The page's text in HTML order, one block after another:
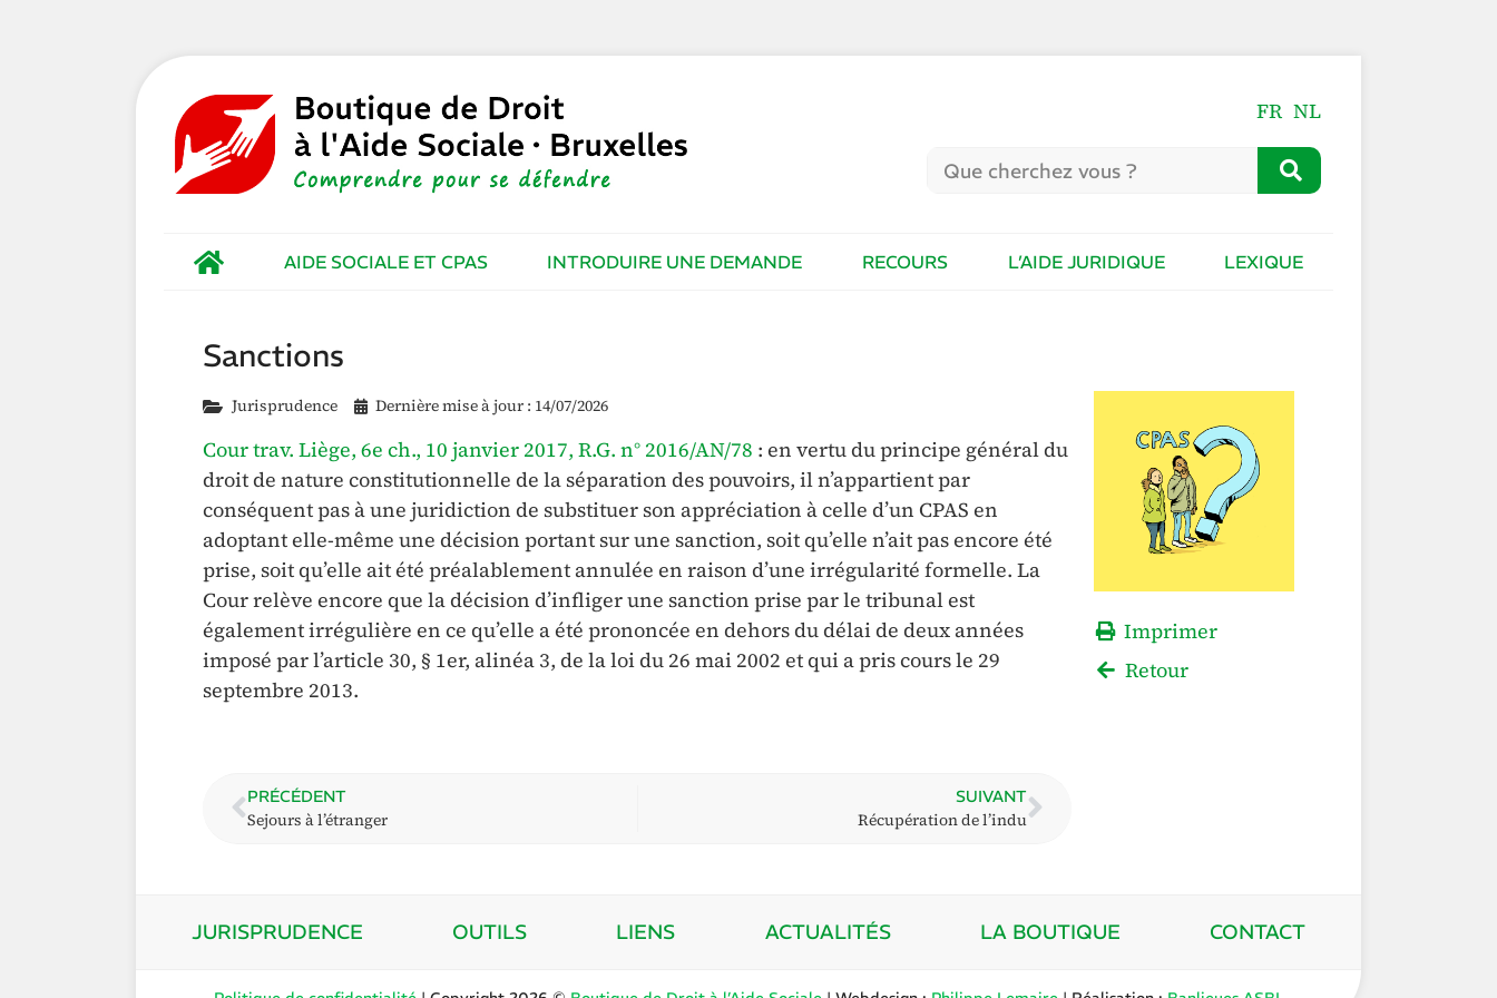
FR NL
AIDE SOCIALE ET CPAS INTRODUIRE UNE DEMANDE RECOURS L’AIDE JURIDIQUE LEXIQUE
Sanctions
Jurisprudence Dernière mise à jour : 14/07/2026
Cour trav. Liège, 6e ch., 10 janvier 2017, R.G. n° 2016/AN/78 : en vertu du principe général du
droit de nature constitutionnelle de la séparation des pouvoirs, il n’appartient par
conséquent pas à une juridiction de substituer son appréciation à celle d’un CPAS en
adoptant elle-même une décision portant sur une sanction, soit qu’elle n’ait pas encore été
prise, soit qu’elle ait été préalablement annulée en raison d’une irrégularité formelle. La
Cour relève encore que la décision d’infliger une sanction prise par le tribunal est
également irrégulière en ce qu’elle a été prononcée en dehors du délai de deux années
imposé par l’article 30, § 1er, alinéa 3, de la loi du 26 mai 2002 et qui a pris cours le 29
septembre 2013.
PRÉCÉDENT
Sejours à l’étranger
SUIVANT
Récupération de l’indu
Imprimer
Retour
JURISPRUDENCE OUTILS LIENS ACTUALITÉS LA BOUTIQUE CONTACT